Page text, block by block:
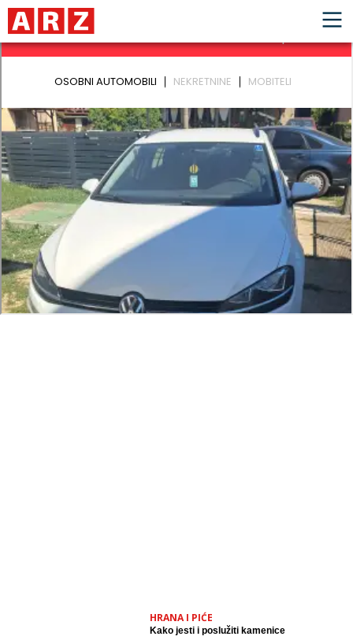
HRANA I PIĆE
Kako jesti i poslužiti kamenice